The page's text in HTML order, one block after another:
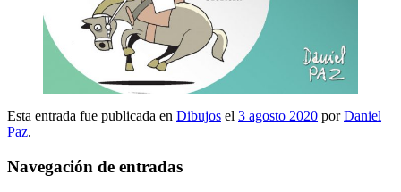
Esta entrada fue publicada en Dibujos el 3 agosto 2020 porDaniel
Paz.
Navegación de entradas